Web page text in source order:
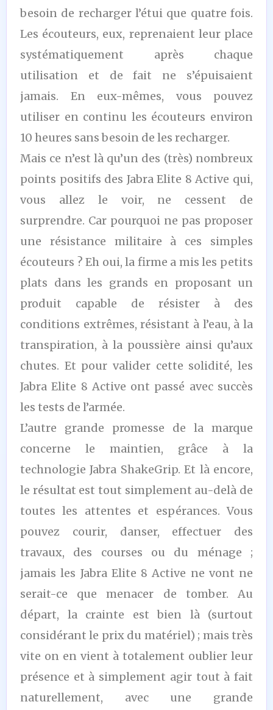
besoin de recharger l’étui que quatre fois.
Les écouteurs, eux, reprenaient leur place
systématiquement après chaque
utilisation et de fait ne s’épuisaient
jamais. En eux-mêmes, vous pouvez
utiliser en continu les écouteurs environ
10 heures sans besoin de les recharger.
Mais ce n’est là qu’un des (très) nombreux
points positifs des Jabra Elite 8 Active qui,
vous allez le voir, ne cessent de
surprendre. Car pourquoi ne pas proposer
une résistance militaire à ces simples
écouteurs ? Eh oui, la firme a mis les petits
plats dans les grands en proposant un
produit capable de résister à des
conditions extrêmes, résistant à l’eau, à la
transpiration, à la poussière ainsi qu’aux
chutes. Et pour valider cette solidité, les
Jabra Elite 8 Active ont passé avec succès
les tests de l’armée.
L’autre grande promesse de la marque
concerne le maintien, grâce à la
technologie Jabra ShakeGrip. Et là encore,
le résultat est tout simplement au-delà de
toutes les attentes et espérances. Vous
pouvez courir, danser, effectuer des
travaux, des courses ou du ménage ;
jamais les Jabra Elite 8 Active ne vont ne
serait-ce que menacer de tomber. Au
départ, la crainte est bien là (surtout
considérant le prix du matériel) ; mais très
vite on en vient à totalement oublier leur
présence et à simplement agir tout à fait
naturellement, avec une grande